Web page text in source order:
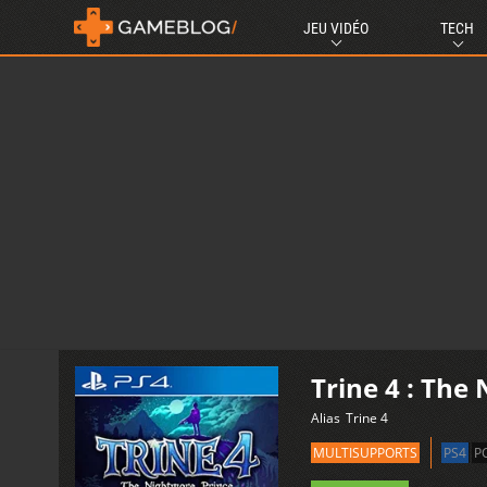
JEU VIDÉO TECH
Trine 4 : The
Alias Trine 4
MULTISUPPORTS
PS4